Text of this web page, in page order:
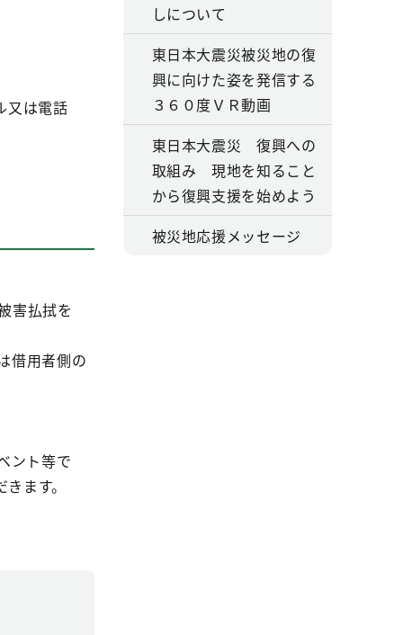
又は電話
害払拭を
借用者側の
ント等で
ます。
しについて
東日本大震災被災地の復
興に向けた姿を発信する
３６０度ＶＲ動画
東日本大震災 復興への
取組み 現地を知ること
から復興支援を始めよう
被災地応援メッセージ